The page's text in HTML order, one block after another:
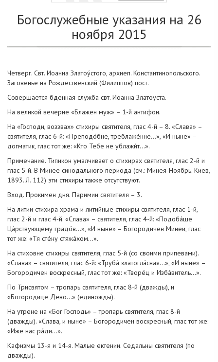
Богослужебные указания на 26
ноября 2015
Четверг. Свт. Иоанна Златоу́стого, архиеп. Константинопольского.
Заговенье на Рождественский (Филиппов) пост.
Совершается бденная служба свт. Иоанна Златоуста.
На великой вечерне «Блажен муж» – 1-й антифон.
На «Господи, воззвах» стихиры святителя, глас 4-й – 8. «Слава» –
святителя, глас 6-й: «Преподо́бне, треблаже́нне…», «И ныне» –
догматик, глас тот же: «Кто Тебе не ублажи́т…».
Примечание. Типикон умалчивает о стихирах святителя, глас 2-й и
глас 5-й. В Минее синодального периода (см.: Минея-Ноябрь. Киев,
1893. Л. 112) эти стихиры также отсутствуют.
Вход. Прокимен дня. Паримии святителя – 3.
На литии стихира храма и литийные стихиры святителя, глас 1-й,
глас 2-й и глас 4-й. «Слава» – святителя, глас 4-й: «Подоба́ше
Ца́рствующему градо́в…», «И ныне» – Богородичен Минеи, глас
тот же: «Тя сте́ну стяжа́хом…».
На стиховне стихиры святителя, глас 5-й (со своими припевами).
«Слава» – святителя, глас 6-й: «Труба́ златогла́сная…», «И ныне» –
Богородичен воскресный, глас тот же: «Творе́ц и Изба́витель…».
По Трисвятом – тропарь святителя, глас 8-й (дважды), и
«Богородице Дево…» (единожды).
На утрене на «Бог Господь» – тропарь святителя, глас 8-й
(дважды). «Слава, и ныне» – Богородичен воскресный, глас тот же:
«Иже нас ра́ди…».
Кафизмы 13-я и 14-я. Малые ектении. Седальны святителя (по
дважды).